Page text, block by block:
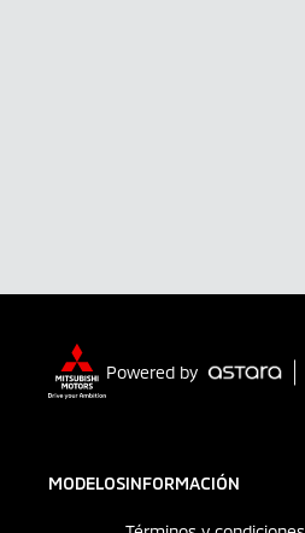
Powered by
MODELOSINFORMACIÓN